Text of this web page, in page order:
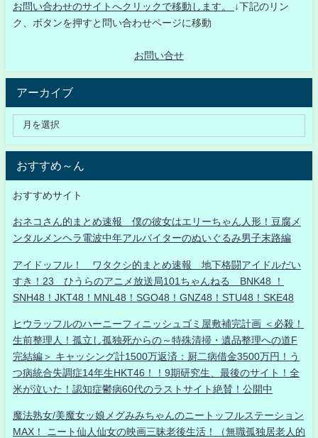
お問い合わせのサイトへクリックで移動します。
↓下記のリン
ク、ボタンを押すと問い合わせページに移動
お問い合せ
アーカイブ
おすすめ～ん
おすすめサイト
おネコさん的まとめ速報 僕の彼女はエリーちゃん人形！豆腐メ
ンタルメンヘラ電波中年アルバイターのぬいぐるみ男子末路編
アイドッフル！ ワタクシ的まとめ速報 地下格闘アイドルだい
すき！23 ひうらのアニメ放送局101ちゃんねる BNK48 ！
SNH48！JKT48！MNL48！SGO48！GNZ48！STU48！SKE48
ヒウラッフルのハーニーフィニッシュゴミ屋敷補完計画 ＜必殺！
生前整理人！孤立し孤独死からの～特殊清掃・遺品整理への道F
完結編＞ キャッシング計1500万返済：厨二病借金3500万円！う
つ病統合失調症14年生HKT46！！9期研究生、最後のサイト！全
米が泣いた！認知症鬱病60代のラストサイト絶賛！公開中
魔法熟女/美魔女ッ娘メグみみちゃんのニートッフルステーション
MAX！ ニート仙人仙女の映画三昧老後生活！（無職孤独居老人的